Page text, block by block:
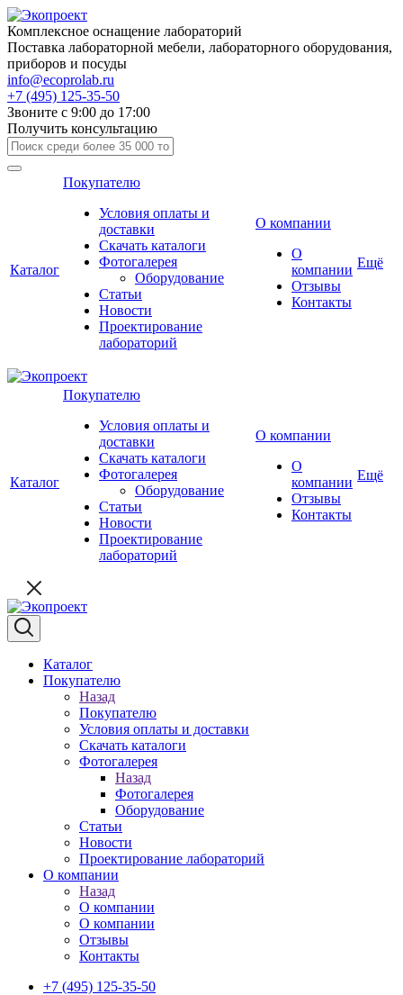
Комплексное оснащение лабораторий
Поставка лабораторной мебели, лабораторного оборудования,
приборов и посуды
info@ecoprolab.ru
+7 (495) 125-35-50
Звоните с 9:00 до 17:00
Получить консультацию
Каталог
Покупателю
Условия оплаты и
доставки
Скачать каталоги
Фотогалерея
Оборудование
Статьи
Новости
Проектирование
лабораторий
О компании
О
компании
Отзывы
Контакты
Ещё
Каталог
Покупателю
Условия оплаты и
доставки
Скачать каталоги
Фотогалерея
Оборудование
Статьи
Новости
Проектирование
лабораторий
О компании
О
компании
Отзывы
Контакты
Ещё
Каталог
Покупателю
Назад
Покупателю
Условия оплаты и доставки
Скачать каталоги
Фотогалерея
Назад
Фотогалерея
Оборудование
Статьи
Новости
Проектирование лабораторий
О компании
Назад
О компании
О компании
Отзывы
Контакты
+7 (495) 125-35-50